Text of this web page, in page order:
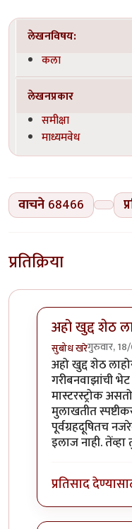
लेखनविषय:
कला
लेखनप्रकार
समीक्षा
माध्यमवेध
वाचने 68466
प्रतिक्रिया
अहो खुद्द शेठ
सुबोध खरेगुरुवार,
In reply toअहो
अहो खुद्द शेठ
गरीबनवाझांची
मास्टरस्ट्रोक असतो
मुलाखतीत
पूर्वग्रहदूषितच
इलाज नाही.
प्रतिसाद